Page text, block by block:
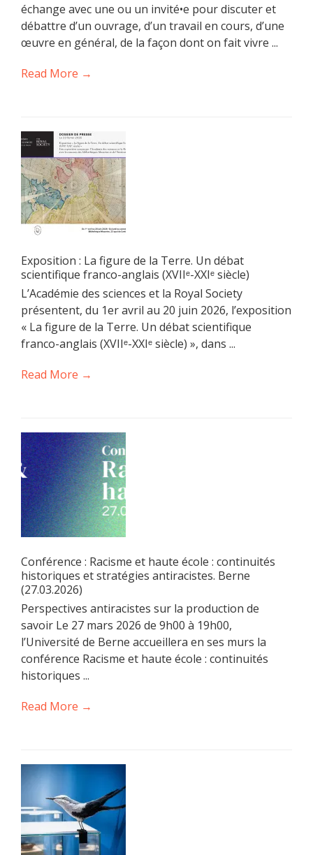
échange avec une ou un invité•e pour discuter et
débattre d’un ouvrage, d’un travail en cours, d’une
œuvre en général, de la façon dont on fait vivre ...
Read More →
Exposition : La figure de la Terre. Un débat
scientifique franco-anglais (XVIIᵉ-XXIᵉ siècle)
L’Académie des sciences et la Royal Society
présentent, du 1er avril au 20 juin 2026, l’exposition
« La figure de la Terre. Un débat scientifique
franco-anglais (XVIIᵉ-XXIᵉ siècle) », dans ...
Read More →
Conférence : Racisme et haute école : continuités
historiques et stratégies antiracistes. Berne
(27.03.2026)
Perspectives antiracistes sur la production de
savoir Le 27 mars 2026 de 9h00 à 19h00,
l’Université de Berne accueillera en ses murs la
conférence Racisme et haute école : continuités
historiques ...
Read More →